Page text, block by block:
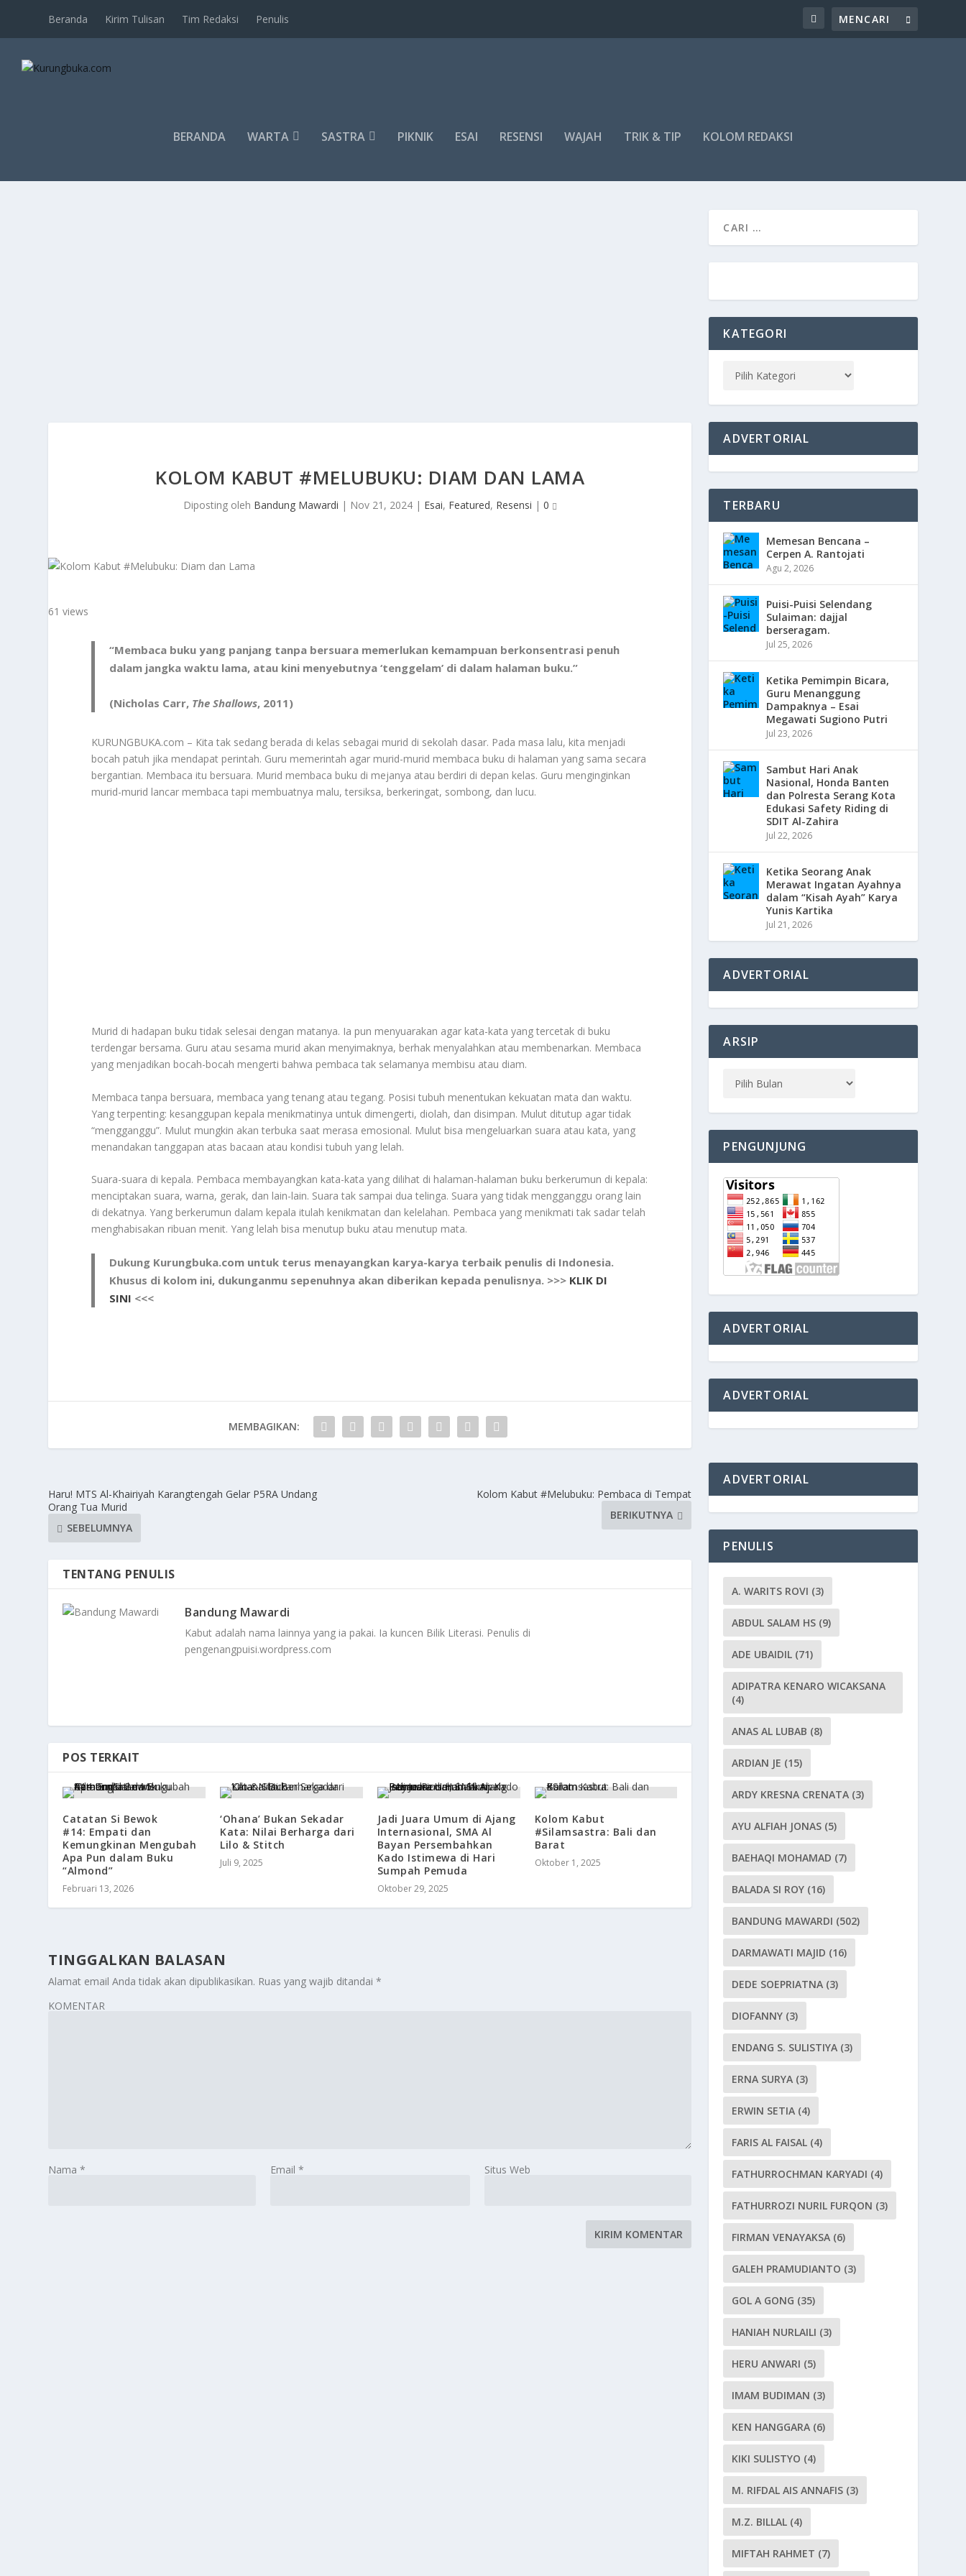
Beranda Kirim Tulisan Tim Redaksi Penulis
BERANDA WARTA SASTRA PIKNIK ESAI RESENSI WAJAH TRIK & TIP KOLOM REDAKSI
KOLOM KABUT #MELUBUKU: DIAM DAN LAMA
Diposting oleh Bandung Mawardi | Nov 21, 2024| Esai, Featured, Resensi | 0
61 views
“Membaca buku yang panjang tanpa bersuara memerlukan kemampuan berkonsentrasi penuh
dalam jangka waktu lama, atau kini menyebutnya ‘tenggelam’ di dalam halaman buku.”
(Nicholas Carr, The Shallows, 2011)
KURUNGBUKA.com – Kita tak sedang berada di kelas sebagai murid di sekolah dasar. Pada masa lalu, kita menjadi
bocah patuh jika mendapat perintah. Guru memerintah agar murid-murid membaca buku di halaman yang sama secara
bergantian. Membaca itu bersuara. Murid membaca buku di mejanya atau berdiri di depan kelas. Guru menginginkan
murid-murid lancar membaca tapi membuatnya malu, tersiksa, berkeringat, sombong, dan lucu.
Murid di hadapan buku tidak selesai dengan matanya. Ia pun menyuarakan agar kata-kata yang tercetak di buku
terdengar bersama. Guru atau sesama murid akan menyimaknya, berhak menyalahkan atau membenarkan. Membaca
yang menjadikan bocah-bocah mengerti bahwa pembaca tak selamanya membisu atau diam.
Membaca tanpa bersuara, membaca yang tenang atau tegang. Posisi tubuh menentukan kekuatan mata dan waktu.
Yang terpenting: kesanggupan kepala menikmatinya untuk dimengerti, diolah, dan disimpan. Mulut ditutup agar tidak
“mengganggu”. Mulut mungkin akan terbuka saat merasa emosional. Mulut bisa mengeluarkan suara atau kata, yang
menandakan tanggapan atas bacaan atau kondisi tubuh yang lelah.
Suara-suara di kepala. Pembaca membayangkan kata-kata yang dilihat di halaman-halaman buku berkerumun di kepala:
menciptakan suara, warna, gerak, dan lain-lain. Suara tak sampai dua telinga. Suara yang tidak mengganggu orang lain
di dekatnya. Yang berkerumun dalam kepala itulah kenikmatan dan kelelahan. Pembaca yang menikmati tak sadar telah
menghabisakan ribuan menit. Yang lelah bisa menutup buku atau menutup mata.
Dukung Kurungbuka.com untuk terus menayangkan karya-karya terbaik penulis di Indonesia.
Khusus di kolom ini, dukunganmu sepenuhnya akan diberikan kepada penulisnya. >>> KLIK DI
SINI <<<
MEMBAGIKAN:
Haru! MTS Al-Khairiyah Karangtengah Gelar P5RA Undang
Orang Tua Murid
SEBELUMNYA
Kolom Kabut #Melubuku: Pembaca di Tempat
BERIKUTNYA
TENTANG PENULIS
Bandung Mawardi
Kabut adalah nama lainnya yang ia pakai. Ia kuncen Bilik Literasi. Penulis di
pengenangpuisi.wordpress.com
POS TERKAIT
Catatan Si Bewok
#14: Empati dan
Kemungkinan Mengubah
Apa Pun dalam Buku
“Almond”
Februari 13, 2026
‘Ohana’ Bukan Sekadar
Kata: Nilai Berharga dari
Lilo & Stitch
Juli 9, 2025
Jadi Juara Umum di Ajang
Internasional, SMA Al
Bayan Persembahkan
Kado Istimewa di Hari
Sumpah Pemuda
Oktober 29, 2025
Kolom Kabut
#Silamsastra: Bali dan
Barat
Oktober 1, 2025
TINGGALKAN BALASAN
Alamat email Anda tidak akan dipublikasikan. Ruas yang wajib ditandai*
KOMENTAR
Nama* Email * Situs Web
KATEGORI
ADVERTORIAL
TERBARU
Memesan Bencana –
Cerpen A. Rantojati
Agu 2, 2026
Puisi-Puisi Selendang
Sulaiman: dajjal
berseragam.
Jul 25, 2026
Ketika Pemimpin Bicara,
Guru Menanggung
Dampaknya – Esai
Megawati Sugiono Putri
Jul 23, 2026
Sambut Hari Anak
Nasional, Honda Banten
dan Polresta Serang Kota
Edukasi Safety Riding di
SDIT Al-Zahira
Jul 22, 2026
Ketika Seorang Anak
Merawat Ingatan Ayahnya
dalam “Kisah Ayah” Karya
Yunis Kartika
Jul 21, 2026
ADVERTORIAL
ARSIP
PENGUNJUNG
ADVERTORIAL
ADVERTORIAL
ADVERTORIAL
PENULIS
A. WARITS ROVI (3)
ABDUL SALAM HS (9)
ADE UBAIDIL (71)
ADIPATRA KENARO WICAKSANA
(4)
ANAS AL LUBAB (8)
ARDIAN JE (15)
ARDY KRESNA CRENATA (3)
AYU ALFIAH JONAS (5)
BAEHAQI MOHAMAD (7)
BALADA SI ROY (16)
BANDUNG MAWARDI (502)
DARMAWATI MAJID (16)
DEDE SOEPRIATNA (3)
DIOFANNY (3)
ENDANG S. SULISTIYA (3)
ERNA SURYA (3)
ERWIN SETIA (4)
FARIS AL FAISAL (4)
FATHURROCHMAN KARYADI (4)
FATHURROZI NURIL FURQON (3)
FIRMAN VENAYAKSA (6)
GALEH PRAMUDIANTO (3)
GOL A GONG (35)
HANIAH NURLAILI (3)
HERU ANWARI (5)
IMAM BUDIMAN (3)
KEN HANGGARA (6)
KIKI SULISTYO (4)
M. RIFDAL AIS ANNAFIS (3)
M.Z. BILLAL (4)
MIFTAH RAHMET (7)